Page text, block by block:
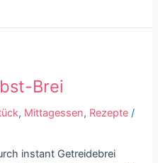
Brei
, Mittagessen, Rezepte /
instant Getreidebrei